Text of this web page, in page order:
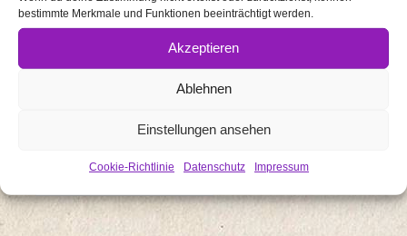
bestimmte Merkmale und Funktionen beeinträchtigt werden.
Akzeptieren
Ablehnen
Einstellungen ansehen
Cookie-Richtlinie Datenschutz Impressum
Datenschutz